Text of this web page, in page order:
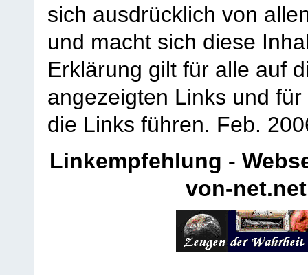
sich ausdrücklich von
und macht sich diese
Erklärung gilt für alle auf
angezeigten Links und
die Links führen. Feb.
Linkempfehlung -
von-net.net